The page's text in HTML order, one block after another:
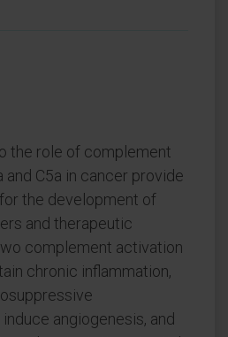
the role of complement
and C5a in cancer provide
the development of
and therapeutic
complement activation
chronic inflammation,
angiogenesis, and